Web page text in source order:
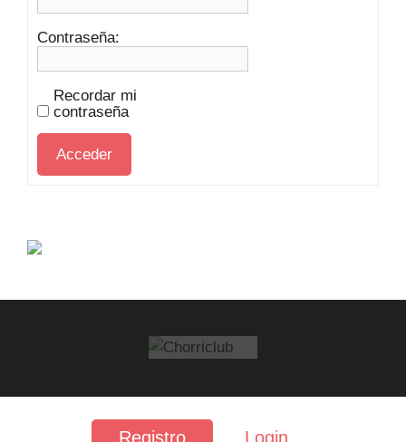
Registro Login
Contraseña:
Recordar mi
contraseña
Acceder